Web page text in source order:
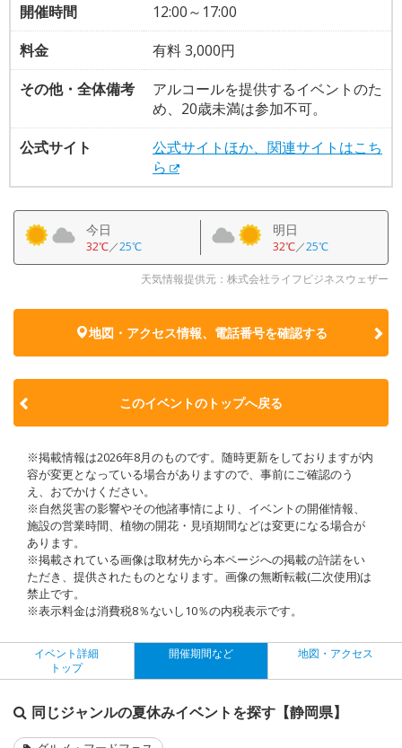
開催時間
12:00～17:00
料金
有料 3,000円
その他・全体備考
アルコールを提供するイベントのた
め、20歳未満は参加不可。
公式サイト
公式サイトほか、関連サイトはこち
ら
今日
32℃／25℃
明日
32℃／25℃
天気情報提供元：株式会社ライフビジネスウェザー
地図・アクセス情報、電話番号を確認する
このイベントのトップへ戻る
※掲載情報は2026年8月のものです。随時更新をしておりますが内
容が変更となっている場合がありますので、事前にご確認のう
え、おでかけください。
※自然災害の影響やその他諸事情により、イベントの開催情報、
施設の営業時間、植物の開花・見頃期間などは変更になる場合が
あります。
※掲載されている画像は取材先から本ページへの掲載の許諾をい
ただき、提供されたものとなります。画像の無断転載(二次使用)は
禁止です。
※表示料金は消費税8％ないし10％の内税表示です。
イベント詳細
トップ
開催期間など 地図・アクセス
同じジャンルの夏休みイベントを探す【静岡県】